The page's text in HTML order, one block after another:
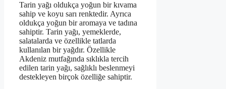
Tarin yağı oldukça yoğun bir kıvama
sahip ve koyu sarı renktedir. Ayrıca
oldukça yoğun bir aromaya ve tadına
sahiptir. Tarin yağı, yemeklerde,
salatalarda ve özellikle tatlarda
kullanılan bir yağdır. Özellikle
Akdeniz mutfağında sıklıkla tercih
edilen tarin yağı, sağlıklı beslenmeyi
destekleyen birçok özelliğe sahiptir.